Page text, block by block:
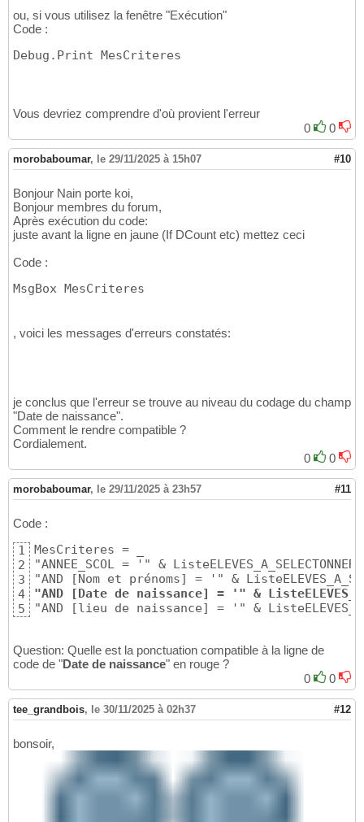
35
36
37
38
41
42
43
44
45
47
48
49
50
52
53
54
57
61
62
63
64
66
67
68
69
"AND [Nom et prénoms] = '"
"AND [Date de naissance] = '"
"AND [lieu de naissance] = '"
Else
For Each i In
        rst.AddNew
rst!ID_Enregistrement =
rst!matricule =
        rst!
[Nom et prénoms
        rst!
[Date de naissance
        rst!
[lieu de naissance] =
If
With
    Forms
("Frm_CANDIDATS_ENTREE_EN_6e")
End With
Set rst = Nothing
Set dbs = Nothing
ou, si vous utilisez la fenêtre "Exécution"
Code :
Debug.Print MesCriteres
Vous devriez comprendre d'où provient l'erreur
0
0
morobaboumar, le 29/11/2025 à 15h07 #10
Bonjour Nain porte koi,
Bonjour membres du forum,
Après exécution du code:
juste avant la ligne en jaune (If DCount etc) mettez ceci
Code :
MsgBox MesCriteres
, voici les messages d'erreurs constatés:
je conclus que l'erreur se trouve au niveau du codage du champ
"Date de naissance".
Comment le rendre compatible ?
Cordialement.
0
0
morobaboumar, le 29/11/2025 à 23h57 #11
Code :
1
2
3
4
5
MesCriteres = _
"ANNEE_SCOL = '" &
"AND [Date de naissance] = '" &
"AND [lieu de naissance] = '" &
Question: Quelle est la ponctuation compatible à la ligne de
code de "Date de naissance" en rouge ?
0
0
tee_grandbois, le 30/11/2025 à 02h37 #12
bonsoir,